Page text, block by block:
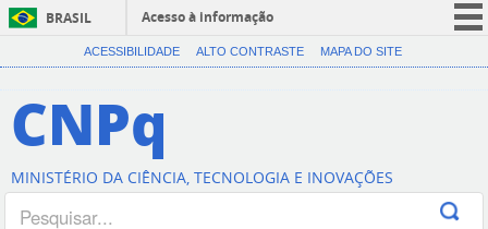
BRASIL
Acesso à informação
CORONAVÍRUS (COVID-19)
Canais
ACESSIBILIDADE ALTO CONTRASTE MAPA DO SITE
CNPq
MINISTÉRIO DA CIÊNCIA, TECNOLOGIA E INOVAÇÕES